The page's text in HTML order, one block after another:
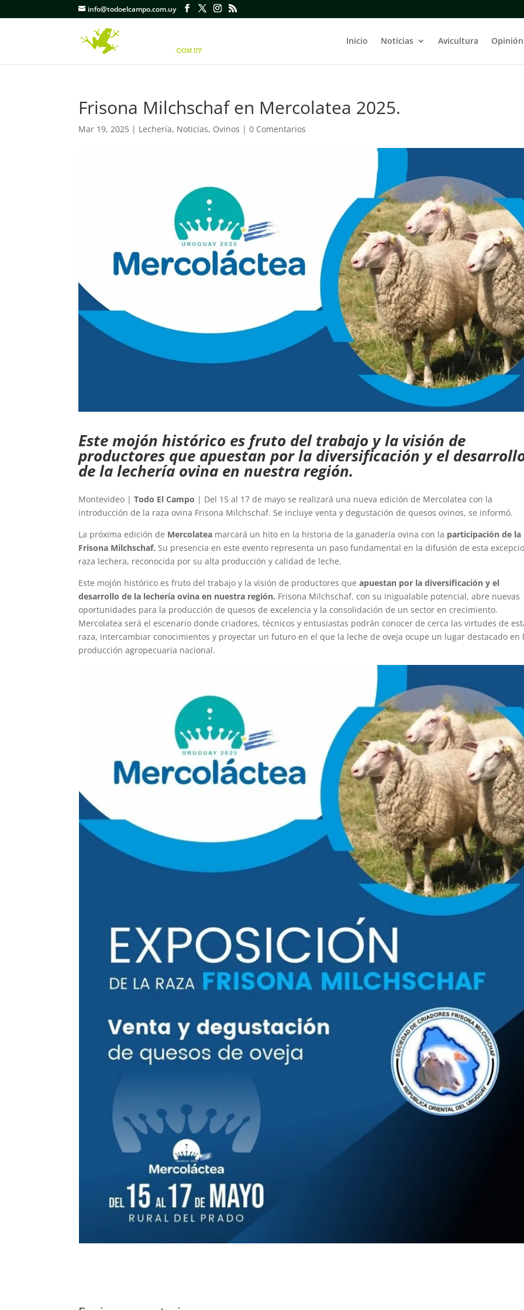
info@todoelcampo.com.uy
Inicio Noticias Avicultura Opinión
Frisona Milchschaf en Mercolatea 2025.
Mar 19, 2025 | Lechería, Noticias, Ovinos |0 Comentarios
Este mojón histórico es fruto del trabajo y la visión de
productores que apuestan por la diversificación y el
de la lechería ovina en nuestra región.
Montevideo |Todo El Campo | Del 15 al 17 de mayo se realizará una nueva edición de Mercolatea con la
introducción de la raza ovina Frisona Milchschaf. Se incluye venta y degustación de quesos ovinos, se informó.
La próxima edición de Mercolatea marcará un hito en la historia de la ganadería ovina con la participación de la
Frisona Milchschaf. Su presencia en este evento representa un paso fundamental en la difusión de esta
raza lechera, reconocida por su alta producción y calidad de leche.
Este mojón histórico es fruto del trabajo y la visión de productores queapuestan por la diversificación y el
desarrollo de la lechería ovina en nuestra región. Frisona Milchschaf, con su inigualable potencial, abre nuevas
oportunidades para la producción de quesos de excelencia y la consolidación de un sector en crecimiento.
Mercolatea será el escenario donde criadores, técnicos y entusiastas podrán conocer de cerca las virtudes de
raza, intercambiar conocimientos y proyectar un futuro en el que la leche de oveja ocupe un lugar destacado en
producción agropecuaria nacional.